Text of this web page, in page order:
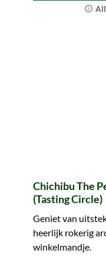
Chichibu The
(Tasting Circle)
Geniet van
heerlijk rokerig
winkelmandje.